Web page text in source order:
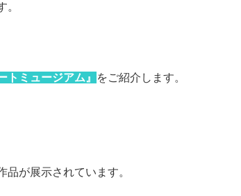
。
ミュージアム』 をご紹介します。
が展示されています。